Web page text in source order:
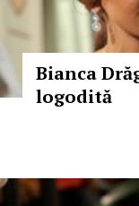
Bianca
logodită